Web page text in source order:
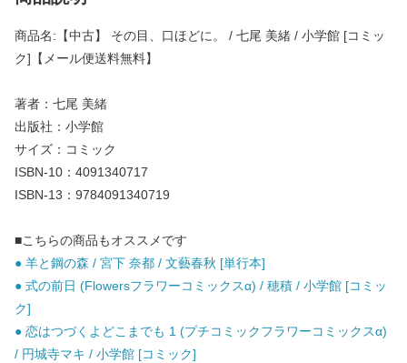
商品名:【中古】 その目、口ほどに。 / 七尾 美緒 / 小学館 [コミッ
ク]【メール便送料無料】
著者：七尾 美緒
出版社：小学館
サイズ：コミック
ISBN-10：4091340717
ISBN-13：9784091340719
■こちらの商品もオススメです
● 羊と鋼の森 / 宮下 奈都 / 文藝春秋 [単行本]
● 式の前日 (Flowersフラワーコミックスα) / 穂積 / 小学館 [コミッ
ク]
● 恋はつづくよどこまでも 1 (プチコミックフラワーコミックスα)
/ 円城寺マキ / 小学館 [コミック]